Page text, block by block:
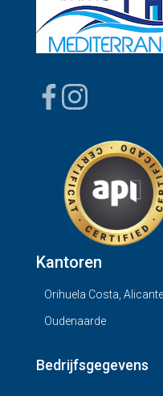
Kantoren
Orihuela Costa, Alicante
Oudenaarde
Bedrijfsgegevens